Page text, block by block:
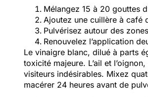
Mélangez 15 à 20 gouttes
Ajoutez une cuillère à café
Pulvérisez autour des
Renouvelez l’application
Le vinaigre blanc, dilué à parts
toxicité majeure. L’ail et
visiteurs indésirables. Mixez
macérer 24 heures avant de